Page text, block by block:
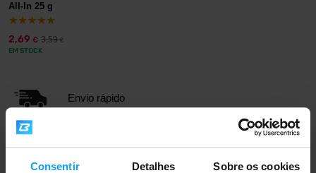
Consentir Detalhes Sobre os cookies
All-In 25 g
2,69 € 3,59€
EM STOCK
Envio rápido